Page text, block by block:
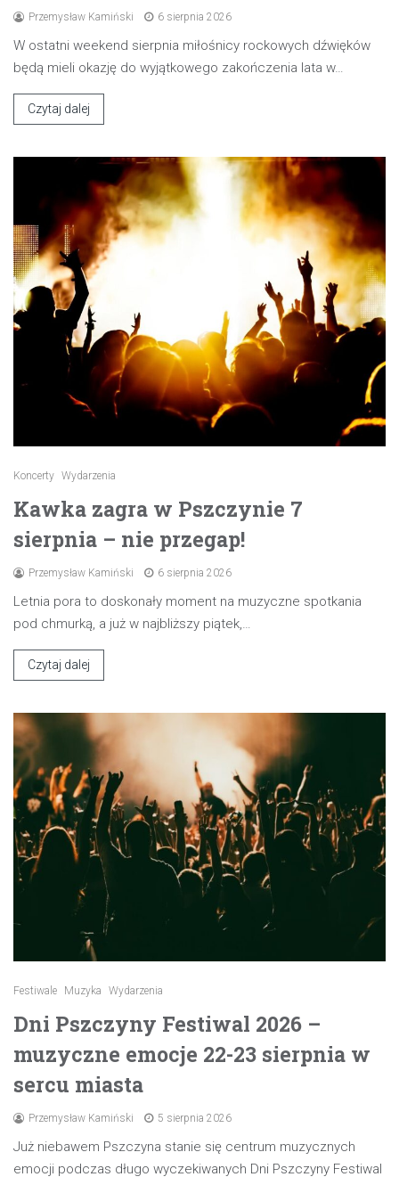
Przemysław Kamiński 6 sierpnia 2026
W ostatni weekend sierpnia miłośnicy rockowych dźwięków
będą mieli okazję do wyjątkowego zakończenia lata w…
Czytaj dalej
Koncerty Wydarzenia
Kawka zagra w Pszczynie 7
sierpnia – nie przegap!
Przemysław Kamiński 6 sierpnia 2026
Letnia pora to doskonały moment na muzyczne spotkania
pod chmurką, a już w najbliższy piątek,…
Czytaj dalej
Festiwale Muzyka Wydarzenia
Dni Pszczyny Festiwal 2026 –
muzyczne emocje 22-23 sierpnia w
sercu miasta
Przemysław Kamiński 5 sierpnia 2026
Już niebawem Pszczyna stanie się centrum muzycznych
emocji podczas długo wyczekiwanych Dni Pszczyny Festiwal